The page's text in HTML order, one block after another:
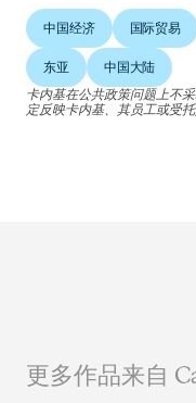
中国经济 国际贸易
东亚
中国大陆
卡内基在公共政策问题上不
定反映卡内基、其员工或受托
更多作品来自